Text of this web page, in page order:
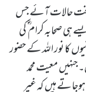
حالات آئے جس
صحابہ کرام ؓ کی
کا نور اللہ کے حضور
معیت محمد
ہیں کہ غیر